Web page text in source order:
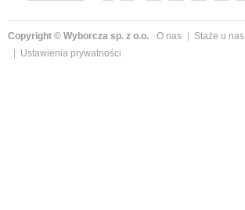
Copyright © Wyborcza sp. z o.o. O nas Staże u nas
Ustawienia prywatności